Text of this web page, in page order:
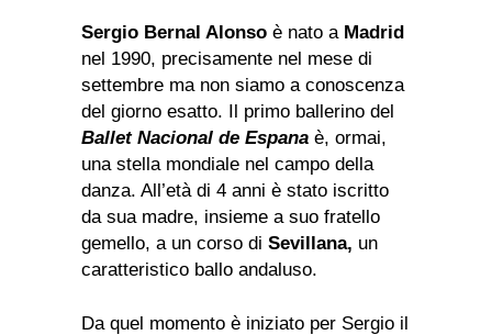
Sergio Bernal Alonso è nato a Madrid
nel 1990, precisamente nel mese di
settembre ma non siamo a conoscenza
del giorno esatto. Il primo ballerino del
Ballet Nacional de Espana è, ormai,
una stella mondiale nel campo della
danza. All’età di 4 anni è stato iscritto
da sua madre, insieme a suo fratello
gemello, a un corso di Sevillana, un
caratteristico ballo andaluso.
Da quel momento è iniziato per Sergio il